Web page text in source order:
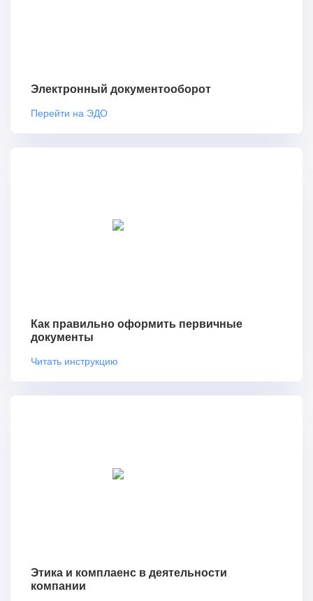
Электронный документооборот
Перейти на ЭДО
Как правильно оформить первичные
документы
Читать инструкцию
Этика и комплаенс в деятельности
компании